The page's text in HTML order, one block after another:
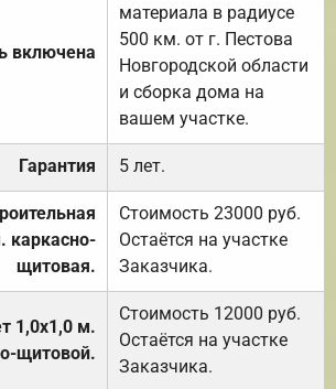
включена
материала в радиусе
500 км. от г. Пестова
Новгородской области
и сборка дома на
вашем участке.
Гарантия 5 лет.
каркасно-
щитовая.
Стоимость 23000 руб.
Остаётся на участке
Заказчика.
1,0х1,0 м.
щитовой.
Стоимость 12000 руб.
Остаётся на участке
Заказчика.